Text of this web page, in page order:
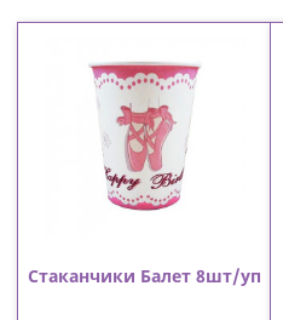
Стаканчики Балет 8шт/уп